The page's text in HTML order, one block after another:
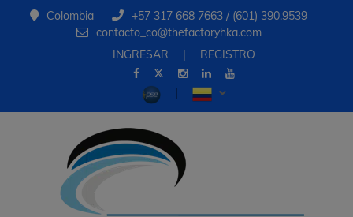
Colombia
+57 317 668 7663 / (601) 390.9539
contacto_co@thefactoryhka.com
INGRESAR
| REGISTRO